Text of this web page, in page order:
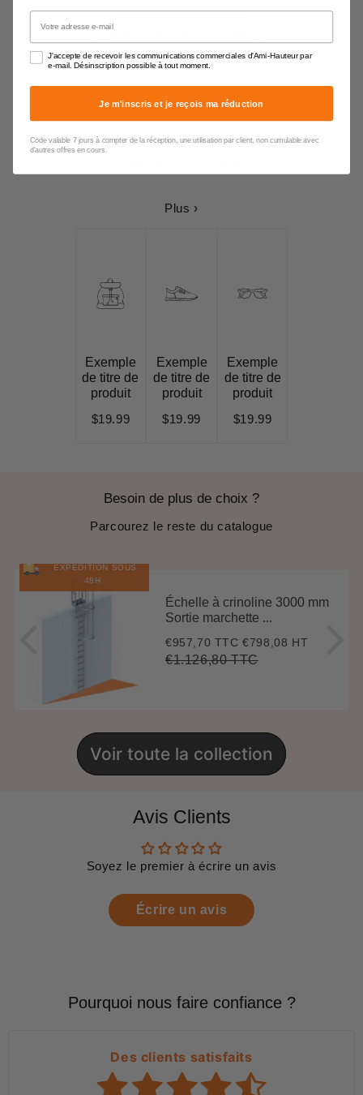
Contacter un conseiller
Plus ›
Exemple
de titre de
produit
$19.99
Exemple
de titre de
produit
$19.99
Exemple
de titre de
produit
$19.99
Besoin de plus de choix ?
Parcourez le reste du catalogue
EXPÉDITION SOUS
48H
Échelle à crinoline 3000 mm
Sortie marchette ...
Prix
réduit
€957,70 TTC€957,70
€798,08 HT
Prix
€1.126,80 TTC€1.126,80
Voir toute la collection
Avis Clients
Soyez le premier à écrire un avis
Écrire un avis
Pourquoi nous faire confiance ?
Des clients satisfaits
Votre adresse e-mail
J'accepte de recevoir les communications commerciales d'Ami-Hauteur par
e-mail. Désinscription possible à tout moment.
Je m'inscris et je reçois ma réduction
Code valable 7 jours à compter de la réception, une utilisation par client, non cumulable avec
d'autres offres en cours.